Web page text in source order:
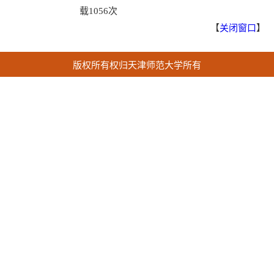
载1056次
【关闭窗口 】
版权所有权归天津师范大学所有